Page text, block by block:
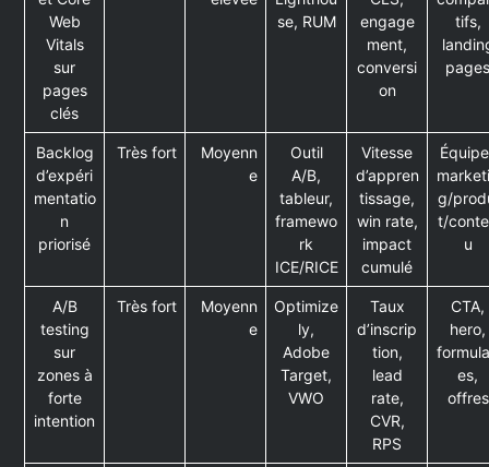
Web
Vitals
sur
pages
clés
se, RUM
engage
ment,
conversi
on
tifs,
Backlog
d’expéri
mentatio
n
priorisé
Très fort
Moyenn
e
Outil
A/B,
tableur,
framewo
rk
ICE/RICE
Vitesse
d’appren
tissage,
win rate,
impact
cumulé
g/
t/
u
A/B
testing
sur
zones à
forte
intention
Très fort
Moyenn
e
Optimize
ly,
Adobe
Target,
VWO
Taux
d’inscrip
tion,
lead
rate,
CVR,
RPS
CTA,
hero,
es,
offres